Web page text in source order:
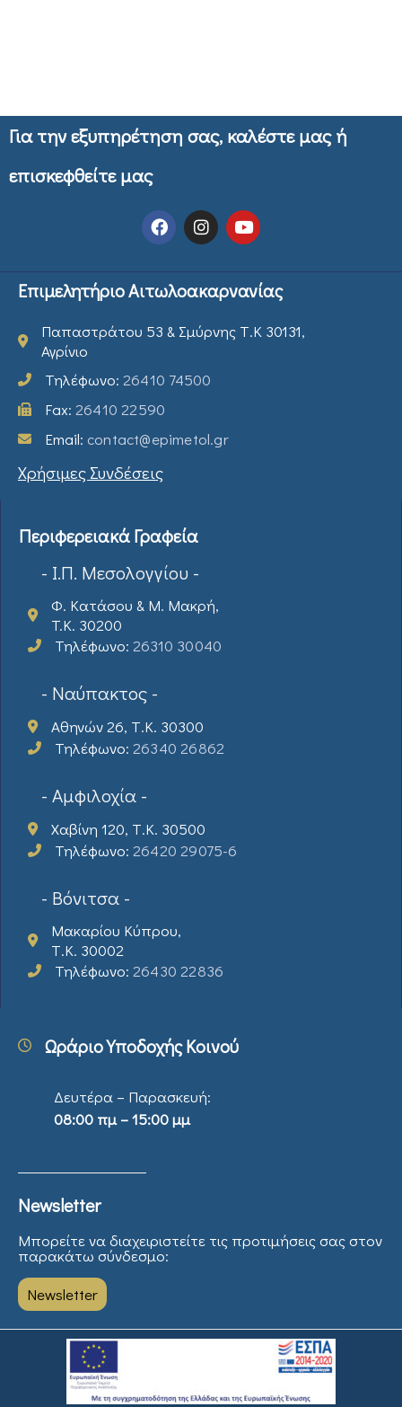
Για την εξυπηρέτηση σας, καλέστε μας ή
επισκεφθείτε μας
Επιμελητήριο Αιτωλοακαρνανίας
Παπαστράτου 53 & Σμύρνης Τ.Κ 30131,
Αγρίνιο
Τηλέφωνο: 26410 74500
Fax: 26410 22590
Email: contact@epimetol.gr
Χρήσιμες Συνδέσεις
Περιφερειακά Γραφεία
- Ι.Π. Μεσολογγίου -
Φ. Κατάσου & Μ. Μακρή,
T.K. 30200
Τηλέφωνο: 26310 30040
- Ναύπακτος -
Αθηνών 26, Τ.Κ. 30300
Τηλέφωνο: 26340 26862
- Αμφιλοχία -
Χαβίνη 120, Τ.Κ. 30500
Τηλέφωνο: 26420 29075-6
- Βόνιτσα -
Μακαρίου Κύπρου,
Τ.Κ. 30002
Τηλέφωνο: 26430 22836
Ωράριο Υποδοχής Κοινού
Δευτέρα – Παρασκευή:
08:00 πμ – 15:00 μμ
Newsletter
Μπορείτε να διαχειριστείτε τις προτιμήσεις σας στον
παρακάτω σύνδεσμο:
Newsletter